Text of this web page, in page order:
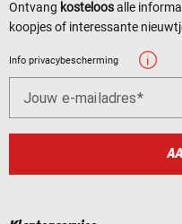
Ontvang kosteloosalle
koopjes of interessante
Info privacybescherming
Jouw e-mailadres